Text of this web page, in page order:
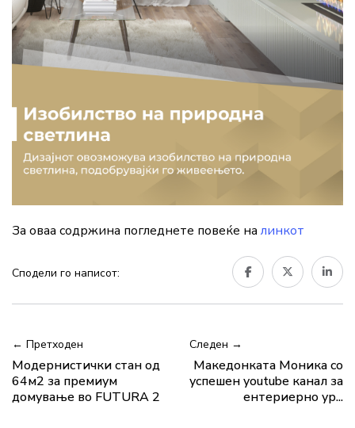
За оваа содржина погледнете повеќе на линкот
Сподели го написот:
← Претходен
Модернистички стан од
64м2 за премиум
домување во FUTURA 2
Следен →
Македонката Моника со
успешен youtube канал за
ентериерно ур...